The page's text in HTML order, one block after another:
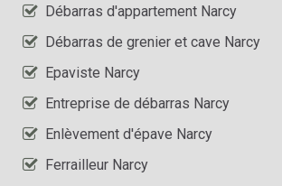
Débarras d'appartement Narcy
Débarras de grenier et cave Narcy
Epaviste Narcy
Entreprise de débarras Narcy
Enlèvement d'épave Narcy
Ferrailleur Narcy